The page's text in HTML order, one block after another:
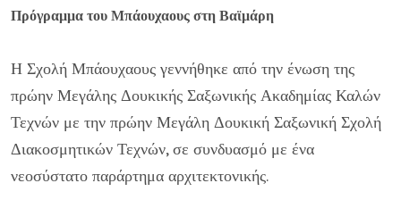
Πρόγραμμα του Μπάουχαους στη Βαϊμάρη
Η Σχολή Μπάουχαους γεννήθηκε από την ένωση της
πρώην Μεγάλης Δουκικής Σαξωνικής Ακαδημίας Καλών
Τεχνών με την πρώην Μεγάλη Δουκική Σαξωνική Σχολή
Διακοσμητικών Τεχνών, σε συνδυασμό με ένα
νεοσύστατο παράρτημα αρχιτεκτονικής.